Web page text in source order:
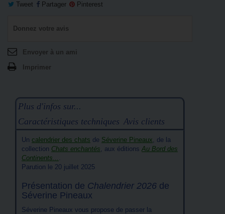
Tweet Partager Pinterest
Donnez votre avis
Envoyer à un ami
Imprimer
Plus d'infos sur...
Caractéristiques techniques Avis clients
Un calendrier des chats de Séverine Pineaux, de la
collection Chats enchantés, aux éditions Au Bord des
Continents... .
Parution le 20 juillet 2025
Présentation de Chalendrier 2026 de
Séverine Pineaux
Séverine Pineaux vous propose de passer la